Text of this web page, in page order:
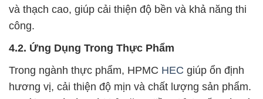
và thạch cao, giúp cải thiện độ bền và khả năng thi
công.
4.2. Ứng Dụng Trong Thực Phẩm
Trong ngành thực phẩm, HPMC HEC giúp ổn định
hương vị, cải thiện độ mịn và chất lượng sản phẩm.